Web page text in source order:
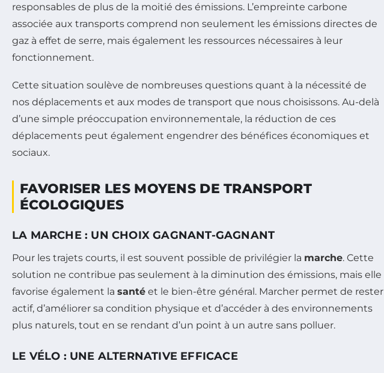
responsables de plus de la moitié des émissions. L’empreinte carbone
associée aux transports comprend non seulement les émissions directes de
gaz à effet de serre, mais également les ressources nécessaires à leur
fonctionnement.
Cette situation soulève de nombreuses questions quant à la nécessité de
nos déplacements et aux modes de transport que nous choisissons. Au-delà
d’une simple préoccupation environnementale, la réduction de ces
déplacements peut également engendrer des bénéfices économiques et
sociaux.
FAVORISER LES MOYENS DE TRANSPORT
ÉCOLOGIQUES
LA MARCHE : UN CHOIX GAGNANT-GAGNANT
Pour les trajets courts, il est souvent possible de privilégier la marche. Cette
solution ne contribue pas seulement à la diminution des émissions, mais elle
favorise également la santé et le bien-être général. Marcher permet de rester
actif, d’améliorer sa condition physique et d’accéder à des environnements
plus naturels, tout en se rendant d’un point à un autre sans polluer.
LE VÉLO : UNE ALTERNATIVE EFFICACE